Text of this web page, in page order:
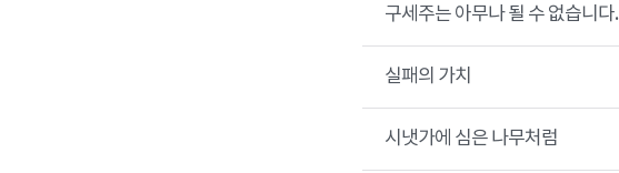
구세주는 아무나 될 수 없습니다.
실패의 가치
시냇가에 심은 나무처럼